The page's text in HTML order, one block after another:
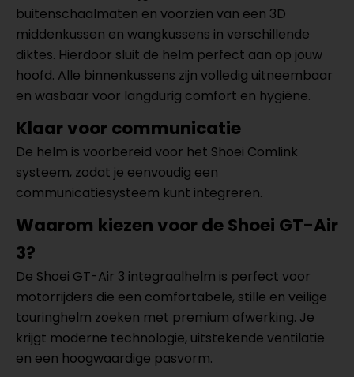
buitenschaalmaten en voorzien van een 3D
middenkussen en wangkussens in verschillende
diktes. Hierdoor sluit de helm perfect aan op jouw
hoofd. Alle binnenkussens zijn volledig uitneembaar
en wasbaar voor langdurig comfort en hygiëne.
Klaar voor communicatie
De helm is voorbereid voor het Shoei Comlink
systeem, zodat je eenvoudig een
communicatiesysteem kunt integreren.
Waarom kiezen voor de Shoei GT-Air
3?
De Shoei GT-Air 3 integraalhelm is perfect voor
motorrijders die een comfortabele, stille en veilige
touringhelm zoeken met premium afwerking. Je
krijgt moderne technologie, uitstekende ventilatie
en een hoogwaardige pasvorm.